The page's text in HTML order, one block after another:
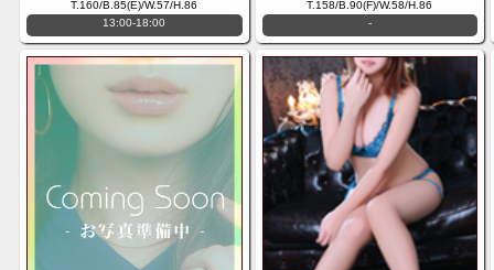
T.160/B.85(E)/W.57/H.86
13:00-18:00
T.158/B.90(F)/W.58/H.86
-